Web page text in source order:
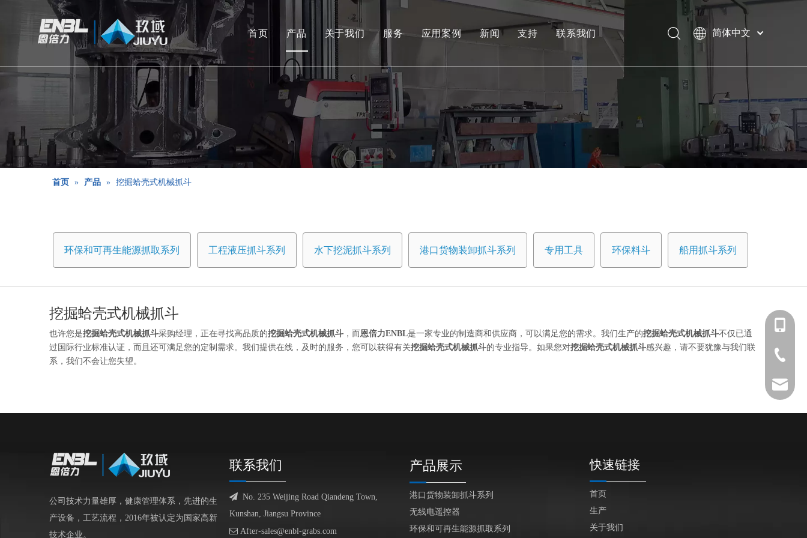
首页 产品
环保和可再生能源抓取系列
工程液压抓斗系列
环保料斗
水下挖泥抓斗系列
港口货物装卸抓斗系列
关于我们 服务 应用案例 新闻 支持 联系我们
简体中文
indonesia
Pусский
Français
العربية
English
首页 » 产品 » 挖掘蛤壳式机械抓斗
环保和可再生能源抓取系列 工程液压抓斗系列 水下挖泥抓斗系列 港口货物装卸抓斗系列 专用工具 环保料斗 船用抓斗系列
挖掘蛤壳式机械抓斗
也许您是挖掘蛤壳式机械抓斗采购经理，正在寻找高品质的挖掘蛤壳式机械抓斗 ，而恩倍力ENBL是一家专业的制造商和供应商，可以满足您的需求。我们生产的挖掘蛤壳式机械抓斗不仅已通
过国际行业标准认证，而且还可满足您的定制需求。我们提供在线，及时的服务，您可以获得有关挖掘蛤壳式机械抓斗的专业指导。如果您对挖掘蛤壳式机械抓斗感兴趣，请不要犹豫与我们联
系，我们不会让您失望。
+86
+86
+86 189-
+86-
After-
公司技术力量雄厚，健康管理体系，先进的生
产设备，工艺流程，2016年被认定为国家高新
技术企业。
联系我们
 No. 235 Weijing Road Qiandeng Town,
Kunshan, Jiangsu Province
 After-sales@enbl-grabs.com
产品展示
港口货物装卸抓斗系列
无线电遥控器
环保和可再生能源抓取系列
快速链接
首页
生产
关于我们